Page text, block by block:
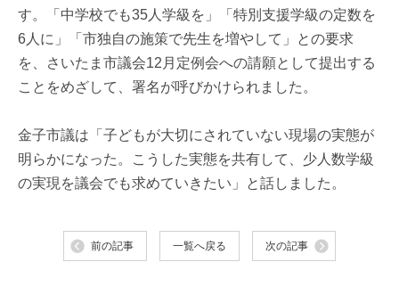
す。「中学校でも35人学級を」「特別支援学級の定数を
6人に」「市独自の施策で先生を増やして」との要求
を、さいたま市議会12月定例会への請願として提出する
ことをめざして、署名が呼びかけられました。
金子市議は「子どもが大切にされていない現場の実態が
明らかになった。こうした実態を共有して、少人数学級
の実現を議会でも求めていきたい」と話しました。
前の記事 一覧へ戻る 次の記事